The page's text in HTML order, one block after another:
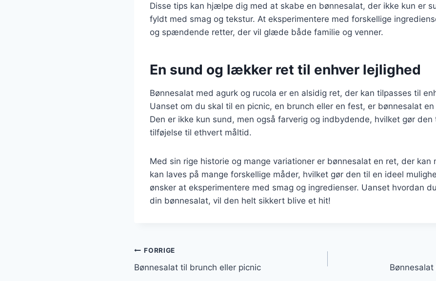
Disse tips kan hjælpe dig med at skabe en bønnesalat, der ikke kun er
fyldt med smag og tekstur. At eksperimentere med forskellige
og spændende retter, der vil glæde både familie og venner.
En sund og lækker ret til enhver lejlighed
Bønnesalat med agurk og rucola er en alsidig ret, der kan tilpasses til
Uanset om du skal til en picnic, en brunch eller en fest, er bønnesalat en
Den er ikke kun sund, men også farverig og indbydende, hvilket gør
tilføjelse til ethvert måltid.
Med sin rige historie og mange variationer er bønnesalat en ret, der kan
kan laves på mange forskellige måder, hvilket gør den til en ideel
ønsker at eksperimentere med smag og ingredienser. Uanset hvordan
din bønnesalat, vil den helt sikkert blive et hit!
Indlægsnavigation
FORRIGE
Bønnesalat til brunch eller picnic